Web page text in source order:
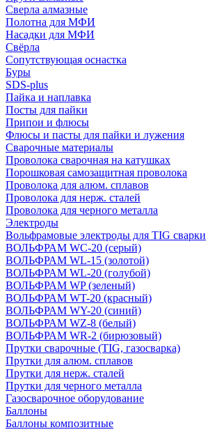
Сверла алмазные
Полотна для МФИ
Насадки для МФИ
Свёрла
Сопутствующая оснастка
Буры
SDS-plus
Пайка и наплавка
Посты для пайки
Припои и флюсы
Флюсы и пасты для пайки и лужения
Сварочные материалы
Проволока сварочная на катушках
Порошковая самозащитная проволока
Проволока для алюм. сплавов
Проволока для нерж. сталей
Проволока для черного металла
Электроды
Вольфрамовые электроды для TIG сварки
ВОЛЬФРАМ WC-20 (серый)
ВОЛЬФРАМ WL-15 (золотой)
ВОЛЬФРАМ WL-20 (голубой)
ВОЛЬФРАМ WP (зеленый)
ВОЛЬФРАМ WT-20 (красный)
ВОЛЬФРАМ WY-20 (синий)
ВОЛЬФРАМ WZ-8 (белый)
ВОЛЬФРАМ WR-2 (бирюзовый)
Прутки сварочные (TIG, газосварка)
Прутки для алюм. сплавов
Прутки для нерж. сталей
Прутки для черного металла
Газосварочное оборудование
Баллоны
Баллоны композитные